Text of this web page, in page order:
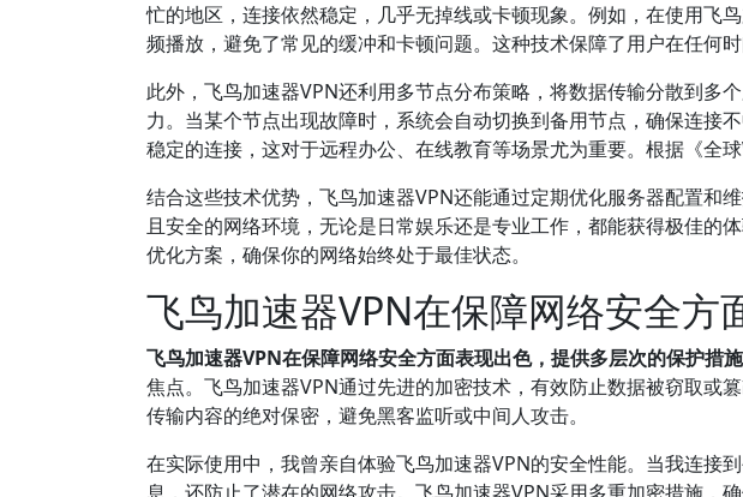
忙的地区，连接依然稳定，几乎无掉线或卡顿现象。例如，在使用飞
频播放，避免了常见的缓冲和卡顿问题。这种技术保障了用户在任何
此外，飞鸟加速器VPN还利用多节点分布策略，将数据传输分散到多
力。当某个节点出现故障时，系统会自动切换到备用节点，确保连接
稳定的连接，这对于远程办公、在线教育等场景尤为重要。根据《全
结合这些技术优势，飞鸟加速器VPN还能通过定期优化服务器配置和
且安全的网络环境，无论是日常娱乐还是专业工作，都能获得极佳
优化方案，确保你的网络始终处于最佳状态。
飞鸟加速器VPN在保障网络安全方
飞鸟加速器VPN在保障网络安全方面表现出色，提供多层次的保护措
焦点。飞鸟加速器VPN通过先进的加密技术，有效防止数据被窃取
传输内容的绝对保密，避免黑客监听或中间人攻击。
在实际使用中，我曾亲自体验飞鸟加速器VPN的安全性能。当我连接